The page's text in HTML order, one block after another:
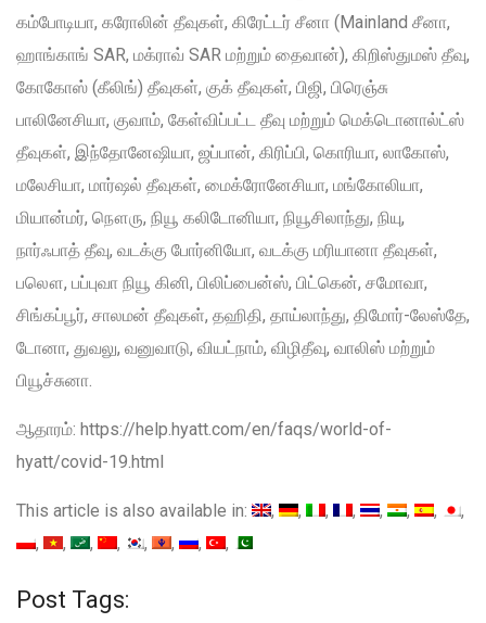
கம்போடியா, கரோலின் தீவுகள், கிரேட்டர் சீனா (Mainland சீனா,
ஹாங்காங் SAR, மக்ராவ் SAR மற்றும் தைவான்), கிறிஸ்துமஸ் தீவு,
கோகோஸ் (கீலிங்) தீவுகள், குக் தீவுகள், பிஜி, பிரெஞ்சு
பாலினேசியா, குவாம், கேள்விப்பட்ட தீவு மற்றும் மெக்டொனால்ட்ஸ்
தீவுகள், இந்தோனேஷியா, ஜப்பான், கிரிப்பி, கொரியா, லாகோஸ்,
மலேசியா, மார்ஷல் தீவுகள், மைக்ரோனேசியா, மங்கோலியா,
மியான்மர், நௌரு, நியூ கலிடோனியா, நியூசிலாந்து, நியு,
நார்ஃபாத் தீவு, வடக்கு போர்னியோ, வடக்கு மரியானா தீவுகள்,
பலௌ, பப்புவா நியூ கினி, பிலிப்பைன்ஸ், பிட்கென், சமோவா,
சிங்கப்பூர், சாலமன் தீவுகள், தஹிதி, தாய்லாந்து, திமோர்-லேஸ்தே,
டோனா, துவலு, வனுவாடு, வியட்நாம், விழிதீவு, வாலிஸ் மற்றும்
பியூச்சுனா.
ஆதாரம்: https://help.hyatt.com/en/faqs/world-of-
hyatt/covid-19.html
This article is also available in:
Post Tags: